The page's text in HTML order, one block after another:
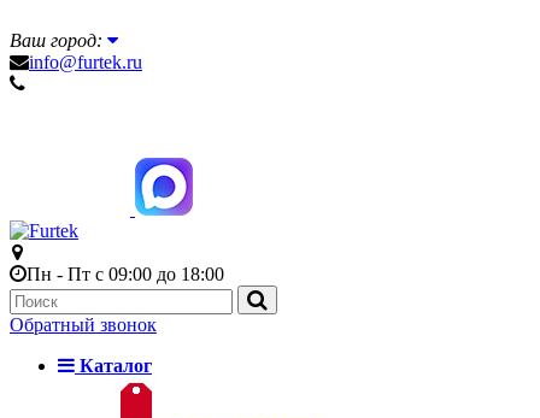
Ваш город:
info@furtek.ru
Пн - Пт с 09:00 до 18:00
Обратный звонок
Каталог